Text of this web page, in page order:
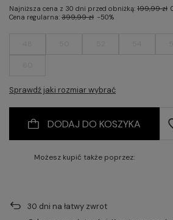
Sprawdź jaki rozmiar wybrać
Najniższa cena z 30 dni przed obniżką: 199,99 zł
Cena regularna: 399,99 zł -50%
DODAJ DO KOSZYKA
Możesz kupić także poprzez:
30 dni na łatwy zwrot